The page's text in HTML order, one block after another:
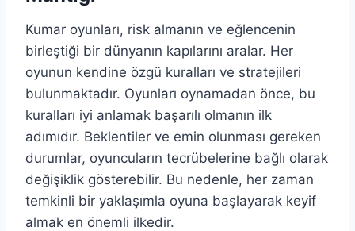
Kumar oyunları, risk almanın ve eğlencenin
birleştiği bir dünyanın kapılarını aralar. Her
oyunun kendine özgü kuralları ve stratejileri
bulunmaktadır. Oyunları oynamadan önce, bu
kuralları iyi anlamak başarılı olmanın ilk
adımıdır. Beklentiler ve emin olunması gereken
durumlar, oyuncuların tecrübelerine bağlı olarak
değişiklik gösterebilir. Bu nedenle, her zaman
temkinli bir yaklaşımla oyuna başlayarak keyif
almak en önemli ilkedir.